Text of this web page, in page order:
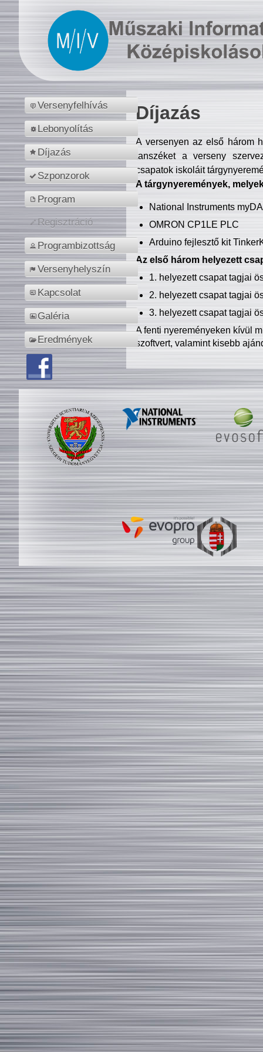
Versenyfelhívás
Lebonyolítás
Díjazás
Szponzorok
Program
Regisztráció
Programbizottság
Versenyhelyszín
Kapcsolat
Galéria
Eredmények
Díjazás
A versenyen az első három
tanszéket a verseny
csapatok iskoláit
A tárgynyeremények,
National Instruments
OMRON CP1LE PLC
Arduino fejlesztő kit
Az első három helyezett
1. helyezett csapat tagjai
2. helyezett csapat tagjai
3. helyezett csapat tagjai
A fenti nyereményeken kívül
szoftvert, valamint kisebb